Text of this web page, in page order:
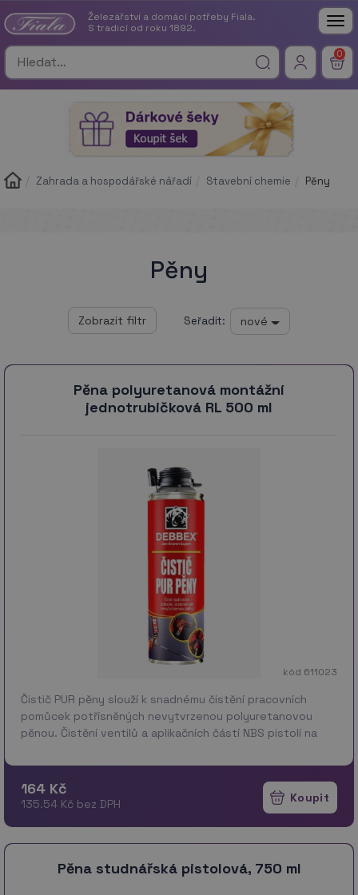
Železářství a domácí potřeby Fiala.
S tradicí od roku 1892.
0
Zahrada a hospodářské nářadí Stavební chemie Pěny
Pěny
Seřadit: nové
Pěna polyuretanová montážní
jednotrubičková RL 500 ml
kód 611023
Čistič PUR pěny slouží k snadnému čistění pracovních
pomůcek potřísněných nevytvrzenou polyuretanovou
pěnou. Čistění ventilů a aplikačních částí NBS pistolí na
164 Kč
135.54 Kč bez DPH
Pěna studnářská pistolová, 750 ml